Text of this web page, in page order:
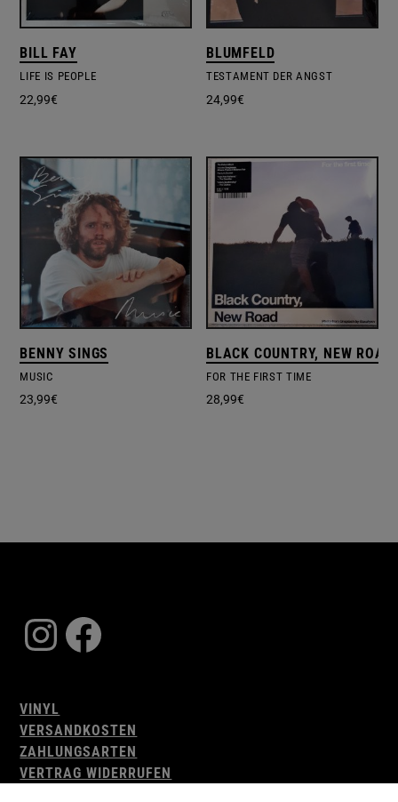
BILL FAY
LIFE IS PEOPLE
22,99€
BLUMFELD
TESTAMENT DER ANGST
24,99€
BENNY SINGS
MUSIC
23,99€
BLACK COUNTRY, NEW ROAD
FOR THE FIRST TIME
28,99€
Instagram
Facebook
VINYL
VERSANDKOSTEN
ZAHLUNGSARTEN
VERTRAG WIDERRUFEN